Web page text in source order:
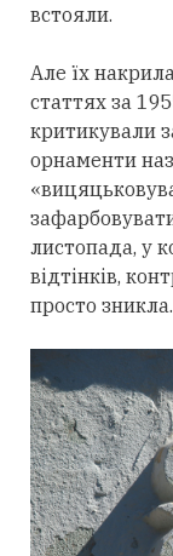
встояли.
Але їх
статтях за
критикували
орнаменти
листопада, у
відтінків,
просто зникла.